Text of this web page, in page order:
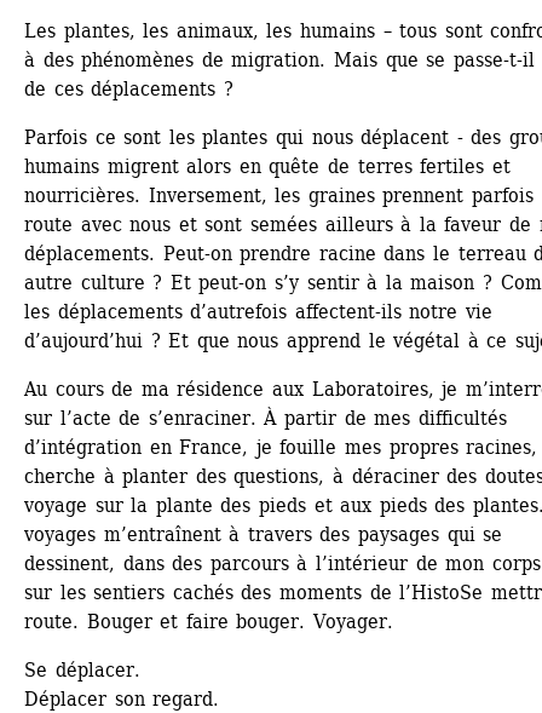
Les plantes, les animaux, les humains – tous sont
à des phénomènes de migration. Mais que se passe-t-il
de ces déplacements ?
Parfois ce sont les plantes qui nous déplacent - des
humains migrent alors en quête de terres fertiles et
nourricières. Inversement, les graines prennent parfois
route avec nous et sont semées ailleurs à la faveur de
déplacements. Peut-on prendre racine dans le terreau
autre culture ? Et peut-on s’y sentir à la maison ?
les déplacements d’autrefois affectent-ils notre vie
d’aujourd’hui ? Et que nous apprend le végétal à ce
Au cours de ma résidence aux Laboratoires, je
sur l’acte de s’enraciner. À partir de mes difficultés
d’intégration en France, je fouille mes propres
cherche à planter des questions, à déraciner des
voyage sur la plante des pieds et aux pieds des
voyages m’entraînent à travers des paysages qui se
dessinent, dans des parcours à l’intérieur de mon
sur les sentiers cachés des moments de l’HistoSe
route. Bouger et faire bouger. Voyager.
Se déplacer.
Déplacer son regard.